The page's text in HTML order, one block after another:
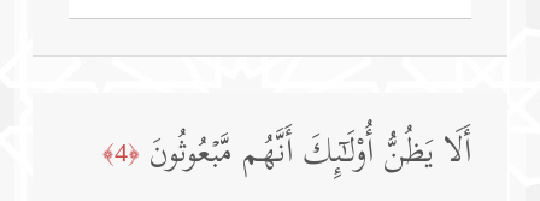
أَلَا یَظُنُّ أُو۟لَـٰۤىِٕكَ أَنَّهُم مَّبۡعُوثُونَ ﴿4﴾